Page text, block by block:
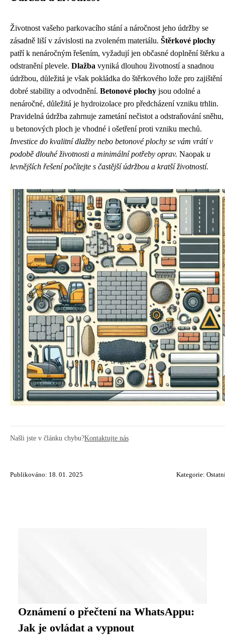
Životnost vašeho parkovacího stání a náročnost jeho údržby se
zásadně liší v závislosti na zvoleném materiálu. Štěrkové plochy
patří k nenáročným řešením, vyžadují jen občasné doplnění štěrku a
odstranění plevele. Dlažba vyniká dlouhou životností a snadnou
údržbou, důležitá je však pokládka do štěrkového lože pro zajištění
dobré stability a odvodnění. Betonové plochy jsou odolné a
nenáročné, důležitá je hydroizolace pro předcházení vzniku trhlin.
Pravidelná údržba zahrnuje zametání nečistot a odstraňování sněhu,
u betonových ploch je vhodné i ošetření proti vzniku mechů.
Investice do kvalitní dlažby nebo betonové plochy se vám vrátí v
podobě dlouhé životnosti a minimální potřeby oprav. Naopak u
levnějších řešení počítejte s častější údržbou a kratší životností.
Našli jste v článku chybu?Kontaktujte nás
Publikováno: 18. 01. 2025 Kategorie:
Oznámení o přečtení na WhatsAppu:
Jak je ovládat a vypnout